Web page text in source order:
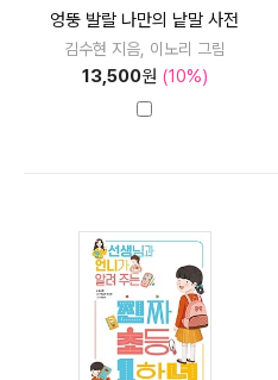
엉뚱 발랄 나만의 낱말 사전
김수현 지음, 이노리 그림
13,500원 (10%)